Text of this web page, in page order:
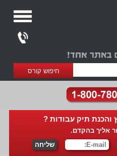
והכנת תיק עבודות ?
אליך בהקדם.